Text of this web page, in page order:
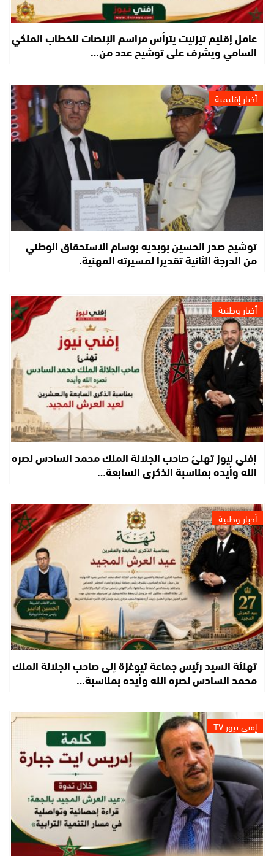
عامل إقليم تيزنيت يترأس مراسم الإنصات للخطاب الملكي
السامي ويشرف على توشيح عدد من…
أخبار إقليمية
توشيح صدر الحسين بوبديه بوسام الاستحقاق الوطني
من الدرجة الثانية تقديرا لمسيرته المهنية.
أخبار وطنية
إفني نيوز تهنئ صاحب الجلالة الملك محمد السادس نصره
الله وأيده بمناسبة الذكرى السابعة…
أخبار وطنية
تهنئة السيد رئيس جماعة تيوغزة إلى صاحب الجلالة الملك
محمد السادس نصره الله وأيده بمناسبة…
إفني نيوز TV